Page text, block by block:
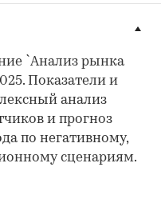
`Анализ рынка
Показатели и
анализ
и прогноз
по негативному,
сценариям.